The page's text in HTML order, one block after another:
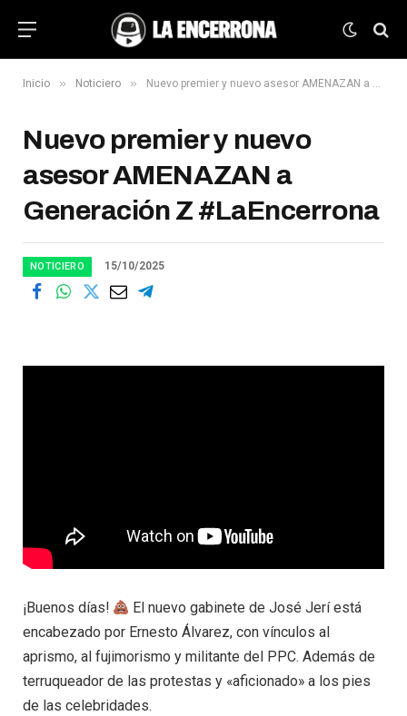
Inicio » Noticiero » Nuevo premier y nuevo asesor AMENAZAN a Generación Z #LaEncerrona
Nuevo premier y nuevo
asesor AMENAZAN a
Generación Z #LaEncerrona
NOTICIERO 15/10/2025
¡Buenos días!
El nuevo gabinete de José Jerí está
encabezado por Ernesto Álvarez, con vínculos al
aprismo, al fujimorismo y militante del PPC. Además de
terruqueador de las protestas y «aficionado» a los pies
de las celebridades.